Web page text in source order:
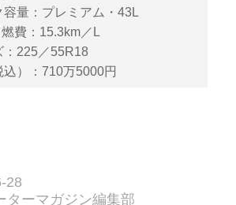
量：プレミアム・43L
費：15.3km／L
：225／55R18
）：710万5000円
28
ターマガジン編集部